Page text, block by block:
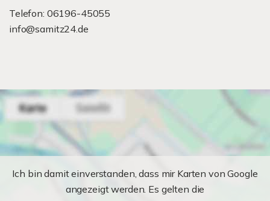
Telefon: 06196-45055
info@samitz24.de
Ich bin damit einverstanden, dass mir Karten von Google
angezeigt werden. Es gelten die